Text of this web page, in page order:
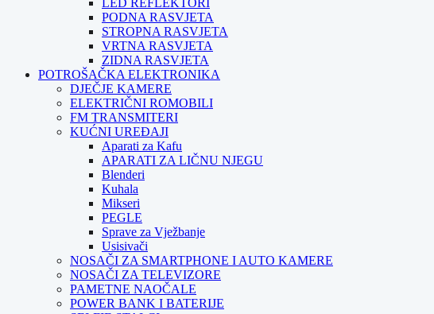
LED REFLEKTORI
PODNA RASVJETA
STROPNA RASVJETA
VRTNA RASVJETA
ZIDNA RASVJETA
POTROŠAČKA ELEKTRONIKA
DJEČJE KAMERE
ELEKTRIČNI ROMOBILI
FM TRANSMITERI
KUĆNI UREĐAJI
Aparati za Kafu
APARATI ZA LIČNU NJEGU
Blenderi
Kuhala
Mikseri
PEGLE
Sprave za Vježbanje
Usisivači
NOSAČI ZA SMARTPHONE I AUTO KAMERE
NOSAČI ZA TELEVIZORE
PAMETNE NAOČALE
POWER BANK I BATERIJE